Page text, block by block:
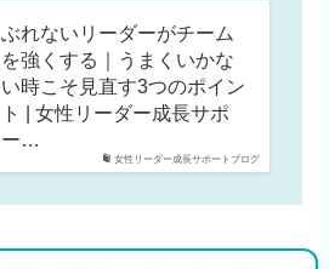
女性リーダー成長サポートブログ
ぶれないリーダーがチーム
を強くする｜うまくいかな
い時こそ見直す3つのポイン
ト | 女性リーダー成長サポ
ー…